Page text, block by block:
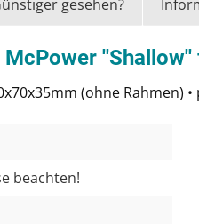
gesehen?
''Shallow''
(ohne
beachten!